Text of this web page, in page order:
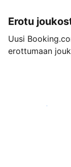
Erotu
Uusi
erottumaan
Aloita jo tänään